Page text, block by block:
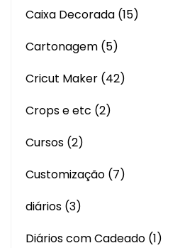
Caixa Decorada (15)
Cartonagem (5)
Cricut Maker (42)
Crops e etc (2)
Cursos (2)
Customização (7)
diários (3)
Diários com Cadeado (1)